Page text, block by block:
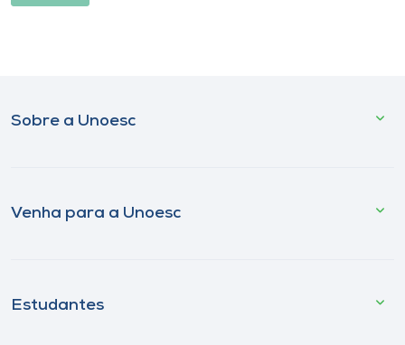
Sobre a Unoesc
Venha para a Unoesc
Estudantes